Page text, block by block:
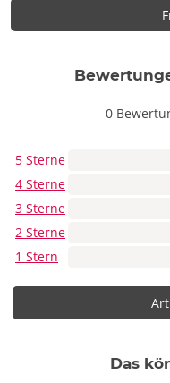
0
5 Sterne
4 Sterne
3 Sterne
2 Sterne
1 Stern
Das